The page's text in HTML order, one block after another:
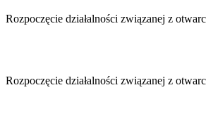
Rozpoczęcie działalności związanej z
Rozpoczęcie działalności związanej z